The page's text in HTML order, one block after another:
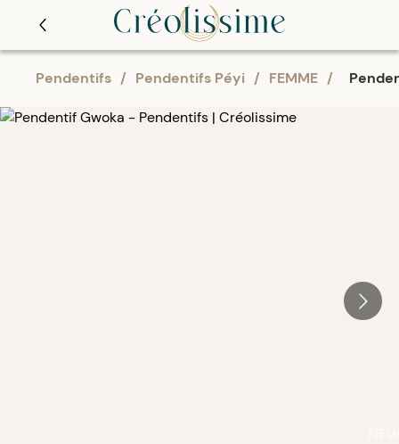
Pendentifs / Pendentifs Péyi / FEMME /